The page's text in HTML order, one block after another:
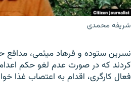
شریفه محمدی
نسرین ستوده و فرهاد میثمی، مدافع
کردند که در صورت عدم لغو حکم
فعال کارگری، اقدام به اعتصاب غذا